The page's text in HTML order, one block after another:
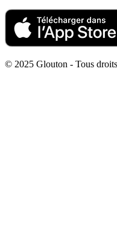
© 2025 Glouton - Tous